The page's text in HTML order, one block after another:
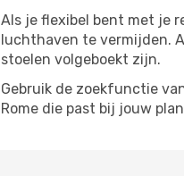
Als je flexibel bent met je
luchthaven te vermijden.
stoelen volgeboekt zijn.
Gebruik de zoekfunctie
Rome die past bij jouw